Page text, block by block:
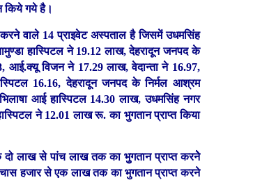
किये गये है।
वाले 14 प्राइवेट अस्पताल है जिसमें उधमसिंह
हास्पिटल ने 19.12 लाख, देहरादून जनपद के
आई.क्यू विजन ने 17.29 लाख, वेदान्ता ने 16.97,
16.16, देहरादून जनपद के निर्मल आश्रम
आई हास्पिटल 14.30 लाख, उधमसिंह नगर
ने 12.01 लाख रू. का भुगतान प्राप्त किया
लाख से पांच लाख तक का भुुगतान प्राप्त करनेे
हजार से एक लाख तक का भुगतान प्राप्त करने